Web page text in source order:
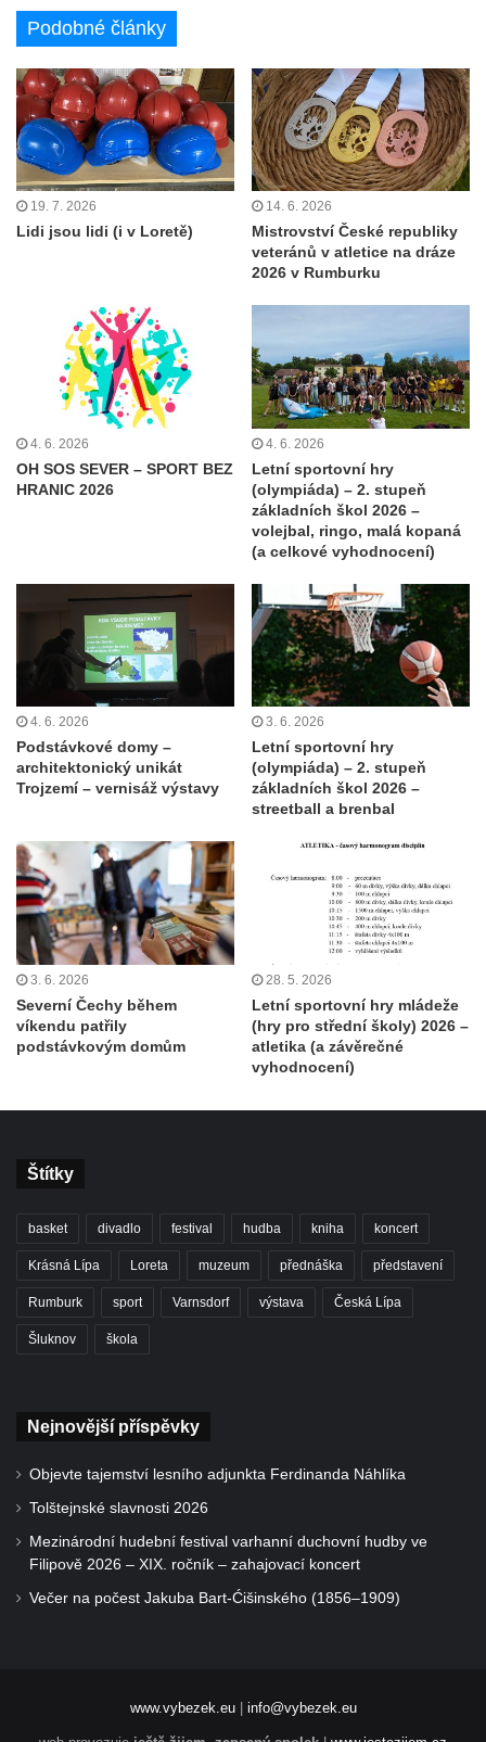
Podobné články
19. 7. 2026
Lidi jsou lidi (i v Loretě)
14. 6. 2026
Mistrovství České republiky
veteránů v atletice na dráze
2026 v Rumburku
4. 6. 2026
OH SOS SEVER – SPORT BEZ
HRANIC 2026
4. 6. 2026
Letní sportovní hry
(olympiáda) – 2. stupeň
základních škol 2026 –
volejbal, ringo, malá kopaná
(a celkové vyhodnocení)
4. 6. 2026
Podstávkové domy –
architektonický unikát
Trojzemí – vernisáž výstavy
3. 6. 2026
Letní sportovní hry
(olympiáda) – 2. stupeň
základních škol 2026 –
streetball a brenbal
3. 6. 2026
Severní Čechy během
víkendu patřily
podstávkovým domům
28. 5. 2026
Letní sportovní hry mládeže
(hry pro střední školy) 2026 –
atletika (a závěrečné
vyhodnocení)
Štítky
basket divadlo festival hudba kniha koncert
Krásná Lípa Loreta muzeum přednáška představení
Rumburk sport Varnsdorf výstava Česká Lípa
Šluknov škola
Nejnovější příspěvky
Objevte tajemství lesního adjunkta Ferdinanda Náhlíka
Tolštejnské slavnosti 2026
Mezinárodní hudební festival varhanní duchovní hudby ve
Filipově 2026 – XIX. ročník – zahajovací koncert
Večer na počest Jakuba Bart-Ćišinského (1856–1909)
www.vybezek.eu| info@vybezek.eu